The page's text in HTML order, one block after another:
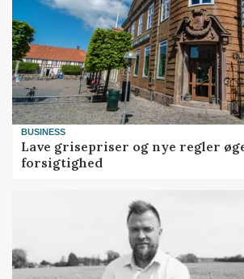
BUSINESS
Lave grisepriser og nye regler
forsigtighed